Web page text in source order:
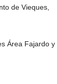
de Vieques,
Área Fajardo y